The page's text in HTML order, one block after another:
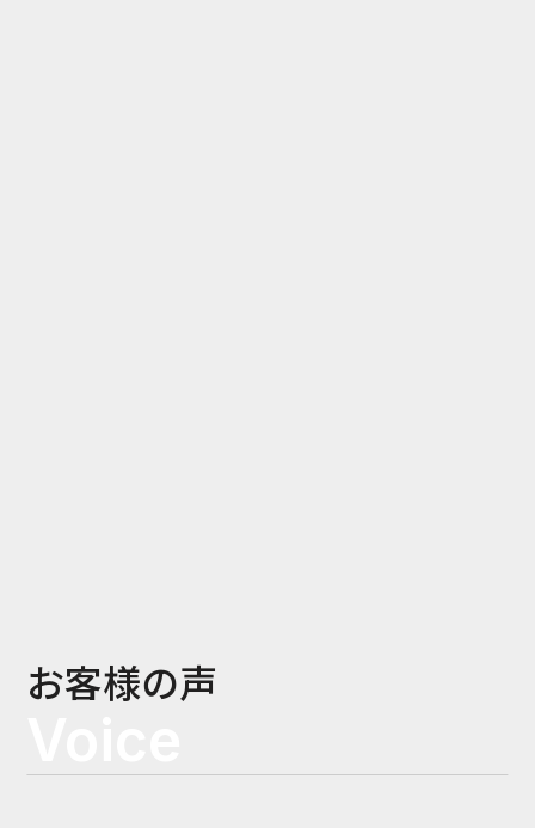
お客様の声